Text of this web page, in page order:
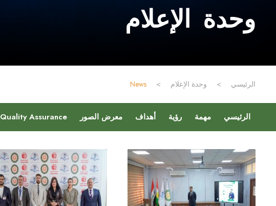
وحدة الإعلام
الرئيسي > وحدة الإعلام >
News
الرئيسي مهمة رؤية أهداف معرض الصور Quality Assurance